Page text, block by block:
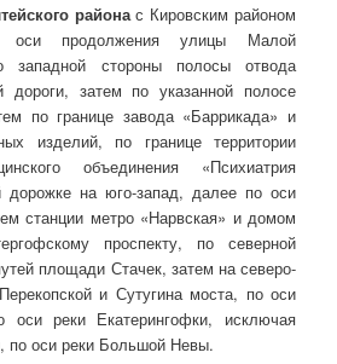
районас Кировским районом
продолжения улицы Малой
западной стороны полосы отвода
дороги, затем по указанной полосе
по границе завода «Баррикада» и
изделий, по границе территории
объединения «Психиатрия
на юго-запад, далее по оси
станции метро «Нарвская» и домом
проспекту, по северной
площади Стачек, затем на северо-
и Сутугина моста, по оси
оси реки Екатерингофки, исключая
по оси реки Большой Невы.